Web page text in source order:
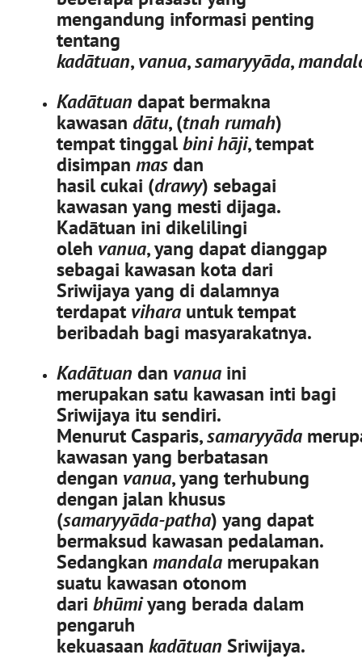
mengandung informasi penting
tentang
kadātuan,vanua,samaryyāda,
Kadātuan dapat bermakna
kawasan dātu, (tnah rumah)
tempat tinggalbini hāji, tempat
disimpan masdan
hasil cukai (drawy) sebagai
kawasan yang mesti dijaga.
Kadātuan ini dikelilingi
oleh vanua, yang dapat dianggap
sebagai kawasan kota dari
Sriwijaya yang di dalamnya
terdapat vihara untuk tempat
beribadah bagi masyarakatnya.
Kadātuan dan vanua ini
merupakan satu kawasan inti bagi
Sriwijaya itu sendiri.
Menurut Casparis,samaryyāda
kawasan yang berbatasan
dengan vanua, yang terhubung
dengan jalan khusus
(samaryyāda-patha) yang dapat
bermaksud kawasan pedalaman.
Sedangkan mandala merupakan
suatu kawasan otonom
dari bhūmiyang berada dalam
pengaruh
kekuasaan kadātuan Sriwijaya.